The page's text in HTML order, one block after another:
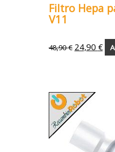
Filtro Hepa
V11
48,90€ 24,90 €